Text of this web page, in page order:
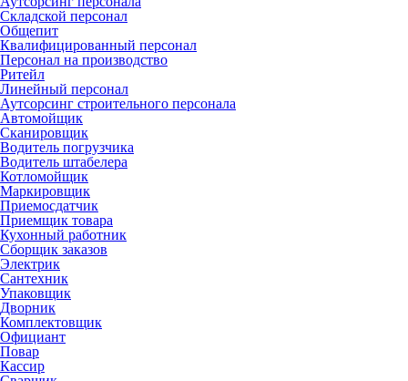
Складской персонал
Общепит
Квалифицированный персонал
Персонал на производство
Ритейл
Линейный персонал
Аутсорсинг строительного персонала
Автомойщик
Сканировщик
Водитель погрузчика
Водитель штабелера
Котломойщик
Маркировщик
Приемосдатчик
Приемщик товара
Кухонный работник
Сборщик заказов
Электрик
Сантехник
Упаковщик
Дворник
Комплектовщик
Официант
Повар
Кассир